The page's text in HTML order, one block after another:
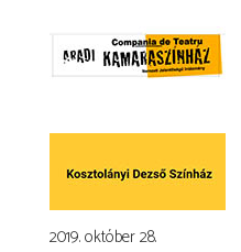
2019. október 28.